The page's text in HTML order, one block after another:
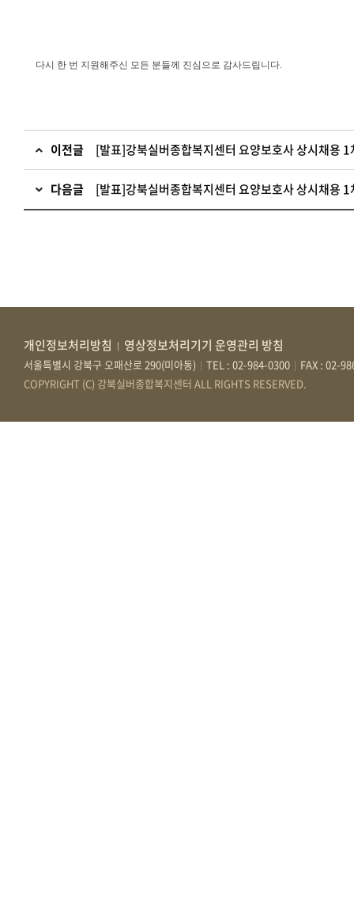
다시 한 번 지원해주신 모든 분들께 진심으로 감사드립니다.
이전글 [발표]강북실버종합복지센터 요양보호사 상시채용
다음글 [발표]강북실버종합복지센터 요양보호사 상시채용
개인정보처리방침 영상정보처리기기 운영관리 방침
서울특별시 강북구 오패산로 290(미아동) | TEL : 02-984-0300 | FAX : 02-
COPYRIGHT (C) 강북실버종합복지센터 ALL RIGHTS RESERVED.